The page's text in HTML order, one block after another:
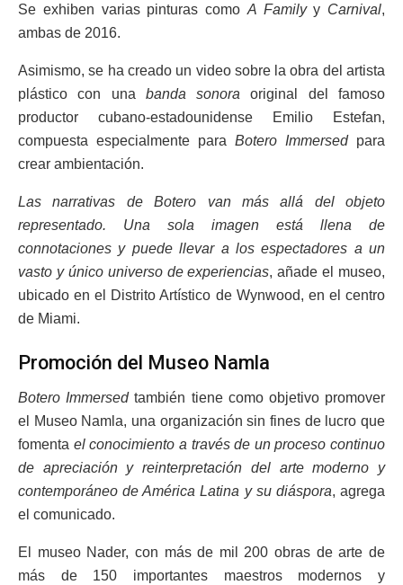
Se exhiben varias pinturas como A Familyy Carnival,
ambas de 2016.
Asimismo, se ha creado un video sobre la obra del artista
plástico con una banda sonora original del famoso
productor cubano-estadounidense Emilio Estefan,
compuesta especialmente para Botero Immersedpara
crear ambientación.
Las narrativas de Botero van más allá del objeto
representado. Una sola imagen está llena de
connotaciones y puede llevar a los espectadores a un
vasto y único universo de experiencias, añade el museo,
ubicado en el Distrito Artístico de Wynwood, en el centro
de Miami.
Promoción del Museo Namla
Botero Immersedtambién tiene como objetivo promover
el Museo Namla, una organización sin fines de lucro que
fomenta el conocimiento a través de un proceso continuo
de apreciación y reinterpretación del arte moderno y
contemporáneo de América Latina y su diáspora, agrega
el comunicado.
El museo Nader, con más de mil 200 obras de arte de
más de 150 importantes maestros modernos y